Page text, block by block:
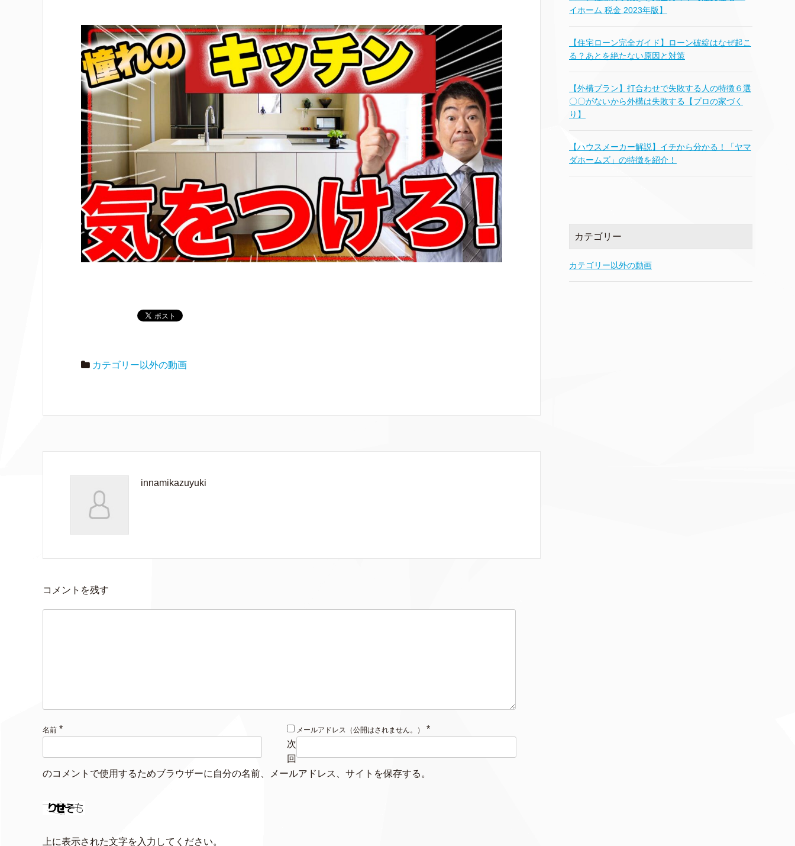
カテゴリー以外の動画
innamikazuyuki
コメントを残す
名前 * メールアドレス（公開はされません。）
*
次
回
のコメントで使用するためブラウザーに自分の名前、メールアドレス、サイトを保存する。
上に表示された文字を入力してください。
イホーム 税金 2023年版】
【住宅ローン完全ガイド】ローン破綻はなぜ起こ
る？あとを絶たない原因と対策
【外構プラン】打合わせで失敗する人の特徴６選
〇〇がないから外構は失敗する【プロの家づく
り】
【ハウスメーカー解説】イチから分かる！「ヤマ
ダホームズ」の特徴を紹介！
カテゴリー
カテゴリー以外の動画